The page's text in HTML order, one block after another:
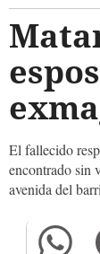
El fallecido
encontrado sin
avenida del